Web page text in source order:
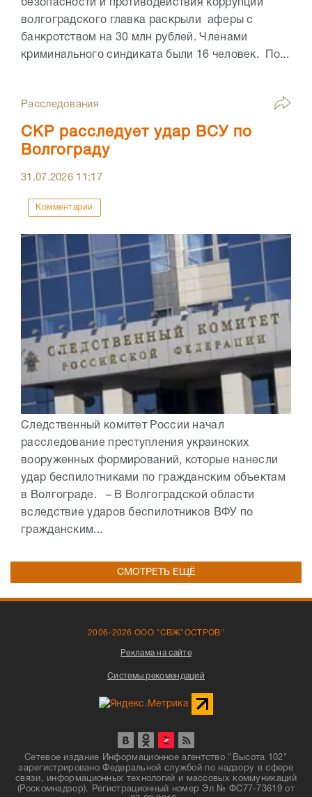
безопасности и противодействия коррупции
волгоградского главка раскрыли аферы с
банкротством на 30 млн рублей. Членами
криминального синдиката были 16 человек. По...
Расследования
СКР расследует удар ВСУ по
Волгограду
31.07.2026 11:17
Комментарии
Следственный комитет России начал
расследование преступления украинских
вооруженных формирований, которые нанесли
удар беспилотниками по гражданским объектам
в Волгограде. – В Волгоградской области
вследствие ударов беспилотников ВФУ по
гражданским...
СМОТРЕТЬ ЕЩЁ
2006-2026 ООО "СВЖ"ОСТРОВ"
Реклама на сайте
Системы рекомендаций
Сетевое издание Информационное агентство "Высота 102"
зарегистрировано Федеральной службой по надзору в сфере
связи, информационных технологий и массовых коммуникаций
(Роскомнадзор). Регистрационный номер Эл № ФС77-73619 от